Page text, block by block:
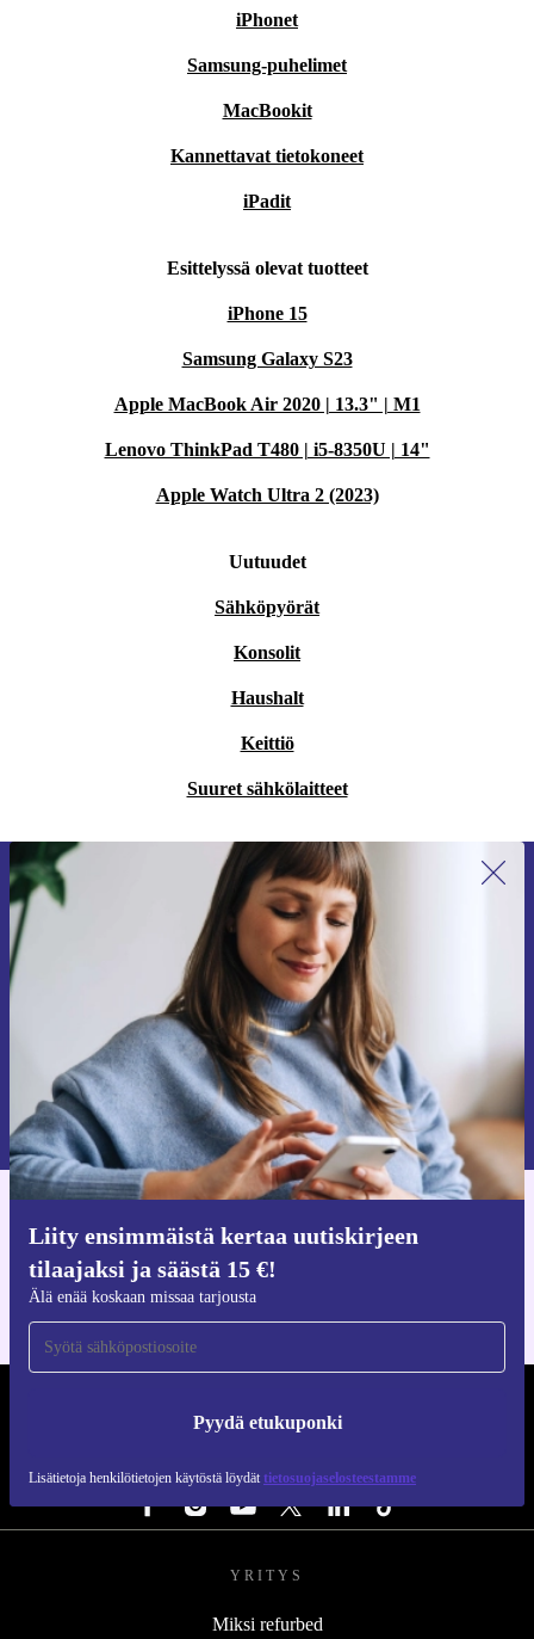
iPhonet
Samsung-puhelimet
MacBookit
Kannettavat tietokoneet
iPadit
Esittelyssä olevat tuotteet
iPhone 15
Samsung Galaxy S23
Apple MacBook Air 2020 | 13.3" | M1
Lenovo ThinkPad T480 | i5-8350U | 14"
Apple Watch Ultra 2 (2023)
Uutuudet
Sähköpyörät
Konsolit
Haushalt
Keittiö
Suuret sähkölaitteet
Liity ensimmäistä kertaa uutiskirjeen
tilaajaksi ja säästä 15 €!
Älä enää koskaan missaa tarjousta
Pyydä etukuponki
Lisätietoja henkilötietojen käytöstä löydät tietosuojaselosteestamme
Liity ensimmäistä kertaa uutiskirjeen
tilaajaksi ja säästä 15 €!
Älä missaa enää yhtäkään tarjousta.
Pyydä etukuponki
Lisätietoja henkilötietojen käytöstä löydättietosuojaselosteestamme.
iOS:lle ja Androidille
YRITYS
Miksi refurbed